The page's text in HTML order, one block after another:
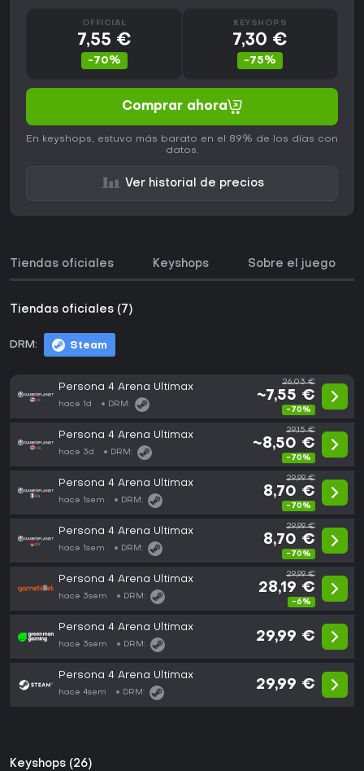
OFFICIAL
7,55 €
-70%
KEYSHOPS
7,30 €
-75%
Comprar ahora
En keyshops, estuvo más barato en el 89% de los días con
datos.
Ver historial de precios
Tiendas oficiales Keyshops Sobre el juego
Tiendas oficiales (7)
DRM: Steam
Persona 4 Arena Ultimax
hace 1d DRM:
26,03 €
~7,55 €
-70%
Persona 4 Arena Ultimax
hace 3d DRM:
29,15 €
~8,50 €
-70%
Persona 4 Arena Ultimax
hace 1sem DRM:
29,99 €
8,70 €
-70%
Persona 4 Arena Ultimax
hace 1sem DRM:
29,99 €
8,70 €
-70%
Persona 4 Arena Ultimax
hace 3sem DRM:
29,99 €
28,19 €
-6%
Persona 4 Arena Ultimax
hace 3sem DRM:
29,99 €
Persona 4 Arena Ultimax
hace 4sem DRM:
29,99 €
Keyshops (26)